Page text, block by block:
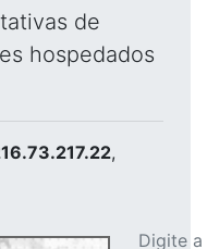
de
hospedados
,
Digite